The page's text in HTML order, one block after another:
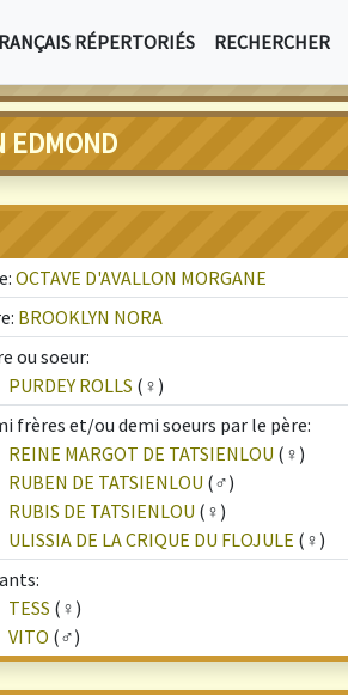
RÉPERTORIÉS RECHERCHER
EDMOND
OCTAVE D'AVALLON MORGANE
BROOKLYN NORA
ou soeur:
PURDEY ROLLS (♀)
frères et/ou demi soeurs par le père:
REINE MARGOT DE TATSIENLOU (♀)
RUBEN DE TATSIENLOU (♂)
RUBIS DE TATSIENLOU (♀)
ULISSIA DE LA CRIQUE DU FLOJULE (♀)
TESS (♀)
VITO (♂)